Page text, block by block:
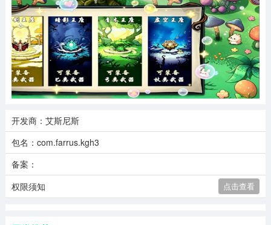
开发商：艾斯尼斯
包名：com.farrus.kgh3
备案：
权限须知
点击查看